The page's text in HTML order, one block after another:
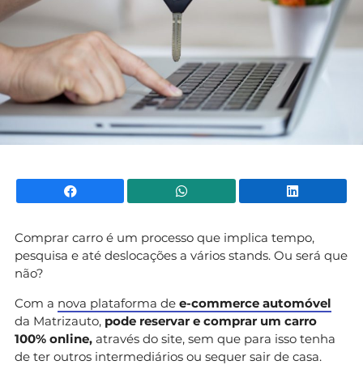
Facebook WhatsApp
Comprar carro é um processo que implica tempo,
pesquisa e até deslocações a vários stands. Ou será que
não?
Com a nova plataforma de e-commerce automóvel
da Matrizauto, pode reservar e comprar um carro
100% online, através do site, sem que para isso tenha
de ter outros intermediários ou sequer sair de casa.